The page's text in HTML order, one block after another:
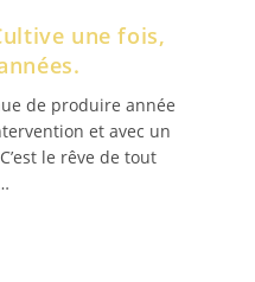
une fois,
de produire année
et avec un
le rêve de tout